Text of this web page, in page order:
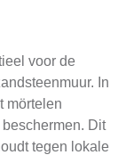
voor de
In
mörtelen
Dit
tegen lokale